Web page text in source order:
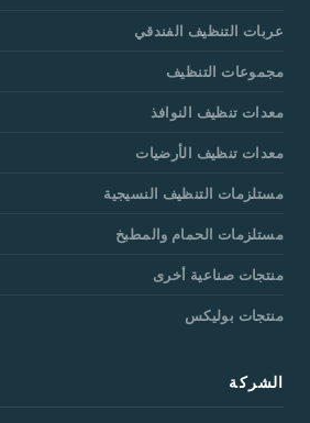
عربات التنظيف الفندقي
مجموعات التنظيف
معدات تنظيف النوافذ
معدات تنظيف الأرضيات
مستلزمات التنظيف النسيجية
مستلزمات الحمام والمطبخ
منتجات صناعية أخرى
منتجات بوليكس
الشركة